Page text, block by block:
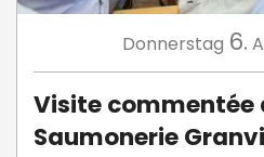
Donnerstag 6.
Visite commentée
Saumonerie